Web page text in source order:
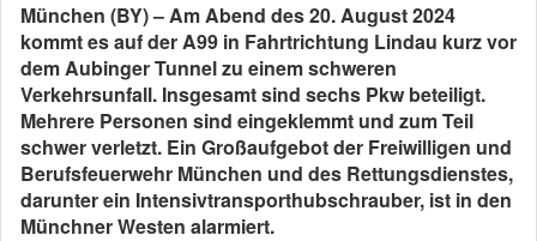
München (BY) – Am Abend des 20. August 2024
kommt es auf der A99 in Fahrtrichtung Lindau kurz vor
dem Aubinger Tunnel zu einem schweren
Verkehrsunfall. Insgesamt sind sechs Pkw beteiligt.
Mehrere Personen sind eingeklemmt und zum Teil
schwer verletzt. Ein Großaufgebot der Freiwilligen und
Berufsfeuerwehr München und des Rettungsdienstes,
darunter ein Intensivtransporthubschrauber, ist in den
Münchner Westen alarmiert.